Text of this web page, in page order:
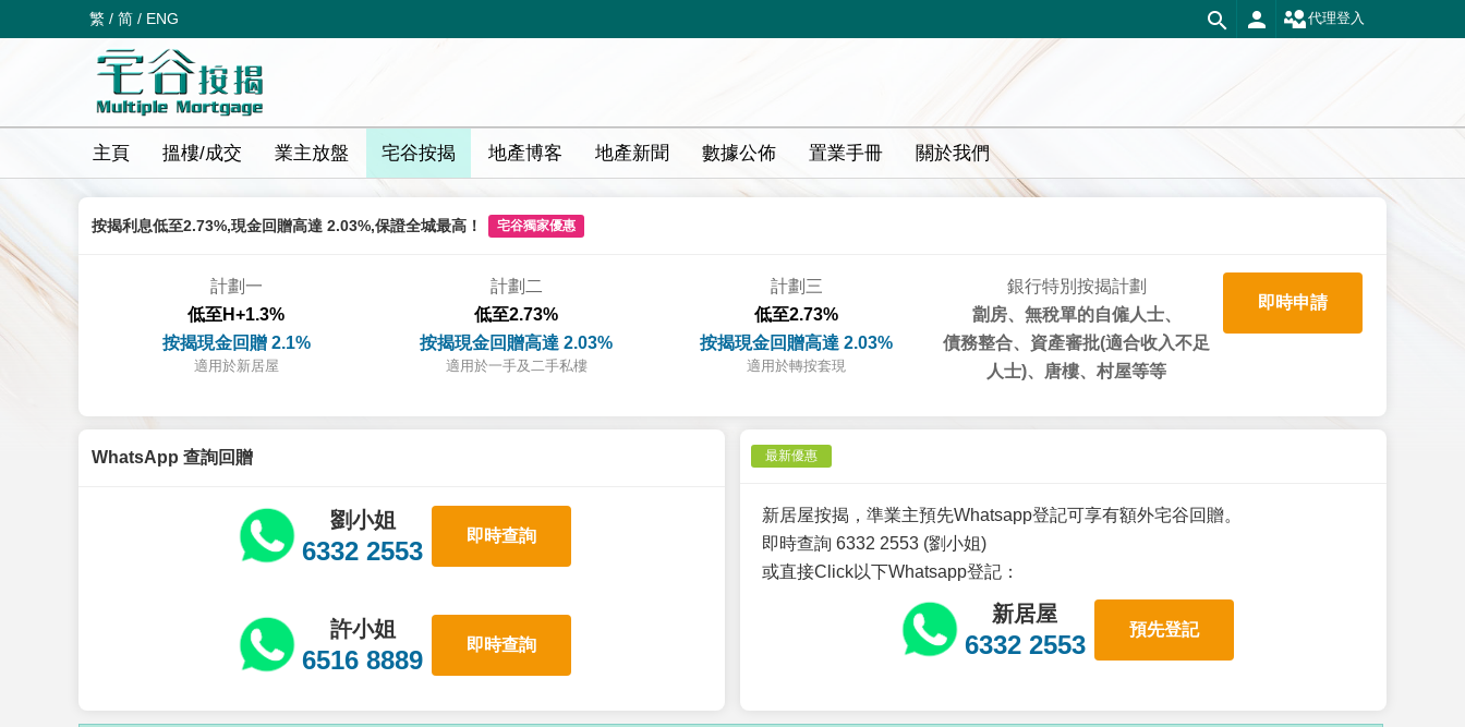
繁 / 简 / ENG 代理登入
主頁 搵樓/成交 業主放盤 宅谷按揭 地產博客 地產新聞 數據公佈 置業手冊 關於我們
按揭利息低至2.73%,現金回贈高達 2.03%,保證全城最高！ 宅谷獨家優惠
計劃一
低至H+1.3%
按揭現金回贈 2.1%
適用於新居屋
計劃二
低至2.73%
按揭現金回贈高達 2.03%
適用於一手及二手私樓
計劃三
低至2.73%
按揭現金回贈高達 2.03%
適用於轉按套現
銀行特別按揭計劃
劏房、無稅單的自僱人士、
債務整合、資產審批(適合收入不足
人士)、唐樓、村屋等等
即時申請
WhatsApp 查詢回贈
劉小姐
6332 2553
即時查詢
許小姐
6516 8889
即時查詢
最新優惠
新居屋按揭，準業主預先Whatsapp登記可享有額外宅谷回贈。
即時查詢 6332 2553 (劉小姐)
或直接Click以下Whatsapp登記：
新居屋
6332 2553
預先登記